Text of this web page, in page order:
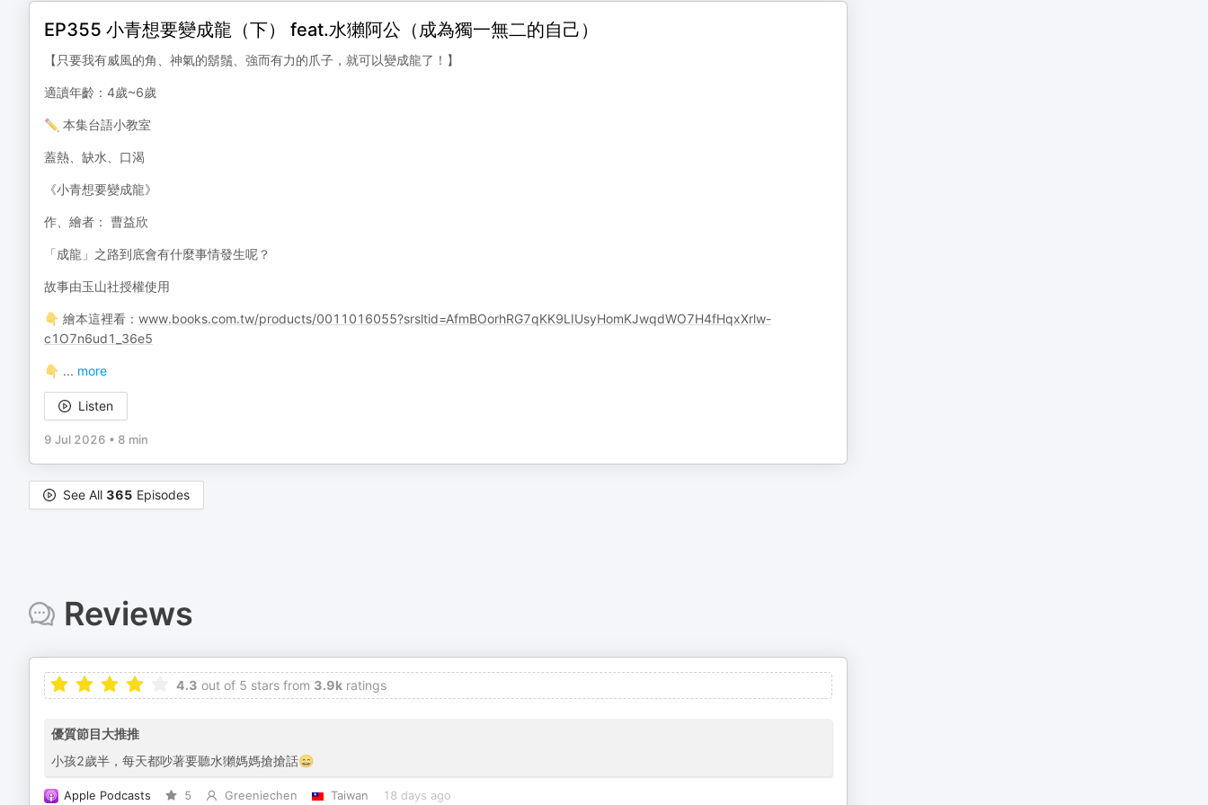
EP355 小青想要變成龍（下） feat.水獺阿公（成為獨一無二的自己）
【只要我有威風的角、神氣的鬍鬚、強而有力的爪子，就可以變成龍了！】
適讀年齡：4歲~6歲
✏️ 本集台語小教室
蓋熱、缺水、口渴
《小青想要變成龍》
作、繪者： 曹益欣
「成龍」之路到底會有什麼事情發生呢？
故事由玉山社授權使用
👇 繪本這裡看： www.books.com.tw/products/0011016055?srsltid=AfmBOorhRG7qKK9LIUsyHomKJwqdWO7H4fHqxXrlw-
c1O7n6ud1_36e5
👇 ... more
Listen
9 Jul 2026 • 8 min
See All 365 Episodes
Reviews
4.3 out of 5 stars from 3.9k ratings
優質節目大推推
小孩2歲半，每天都吵著要聽水獺媽媽搶搶話😄
Apple Podcasts 5 Greeniechen Taiwan 18 days ago